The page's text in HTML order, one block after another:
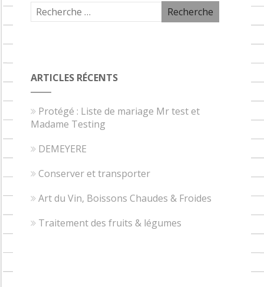
ARTICLES RÉCENTS
Protégé : Liste de mariage Mr test et
Madame Testing
DEMEYERE
Conserver et transporter
Art du Vin, Boissons Chaudes & Froides
Traitement des fruits & légumes